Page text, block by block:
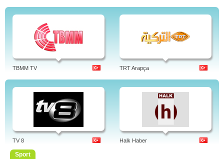
TBMM TV TRT Arapça
TV 8 Halk Haber
Sport